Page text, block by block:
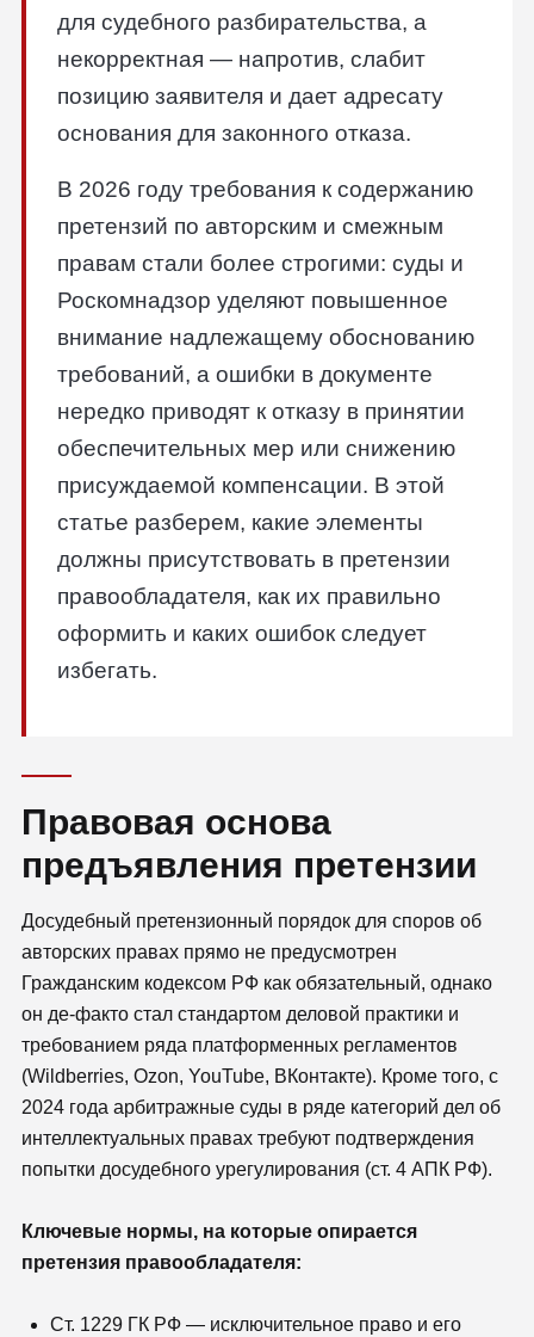
для судебного разбирательства, а
некорректная — напротив, слабит
позицию заявителя и дает адресату
основания для законного отказа.
В 2026 году требования к содержанию
претензий по авторским и смежным
правам стали более строгими: суды и
Роскомнадзор уделяют повышенное
внимание надлежащему обоснованию
требований, а ошибки в документе
нередко приводят к отказу в принятии
обеспечительных мер или снижению
присуждаемой компенсации. В этой
статье разберем, какие элементы
должны присутствовать в претензии
правообладателя, как их правильно
оформить и каких ошибок следует
избегать.
Правовая основа
предъявления претензии
Досудебный претензионный порядок для споров об
авторских правах прямо не предусмотрен
Гражданским кодексом РФ как обязательный, однако
он де-факто стал стандартом деловой практики и
требованием ряда платформенных регламентов
(Wildberries, Ozon, YouTube, ВКонтакте). Кроме того, с
2024 года арбитражные суды в ряде категорий дел об
интеллектуальных правах требуют подтверждения
попытки досудебного урегулирования (ст. 4 АПК РФ).
Ключевые нормы, на которые опирается
претензия правообладателя:
Ст. 1229 ГК РФ — исключительное право и его